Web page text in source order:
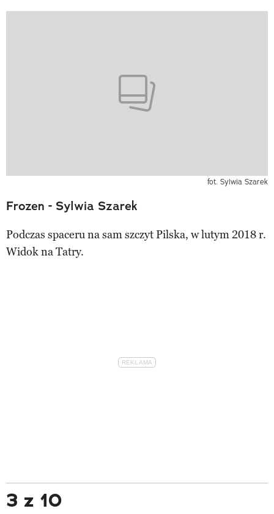
fot. Sylwia Szarek
Frozen - Sylwia Szarek
Podczas spaceru na sam szczyt Pilska, w lutym 2018 r.
Widok na Tatry.
3 z 10